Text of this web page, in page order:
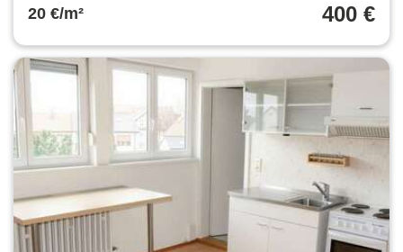
20 €/m² 400 €